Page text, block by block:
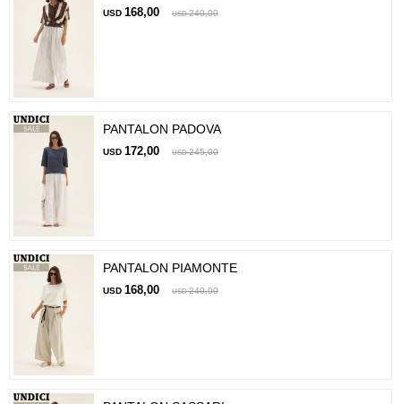
USD 168,00 USD 240,00
PANTALON PADOVA
USD 172,00 USD 245,00
PANTALON PIAMONTE
USD 168,00 USD 240,00